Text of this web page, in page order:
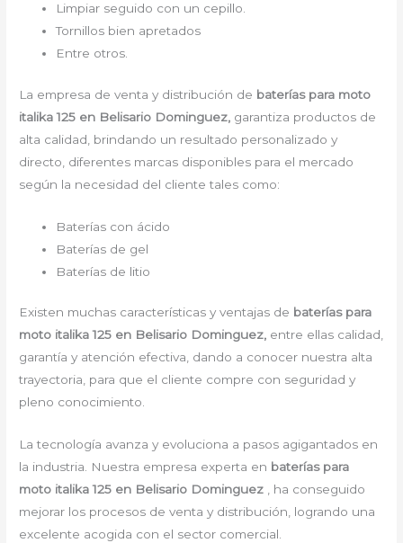
Limpiar seguido con un cepillo.
Tornillos bien apretados
Entre otros.
La empresa de venta y distribución de baterías para moto
italika 125 en Belisario Dominguez, garantiza productos de
alta calidad, brindando un resultado personalizado y
directo, diferentes marcas disponibles para el mercado
según la necesidad del cliente tales como:
Baterías con ácido
Baterías de gel
Baterías de litio
Existen muchas características y ventajas de baterías para
moto italika 125 en Belisario Dominguez, entre ellas calidad,
garantía y atención efectiva, dando a conocer nuestra alta
trayectoria, para que el cliente compre con seguridad y
pleno conocimiento.
La tecnología avanza y evoluciona a pasos agigantados en
la industria. Nuestra empresa experta en baterías para
moto italika 125 en Belisario Dominguez
, ha conseguido
mejorar los procesos de venta y distribución, logrando una
excelente acogida con el sector comercial.